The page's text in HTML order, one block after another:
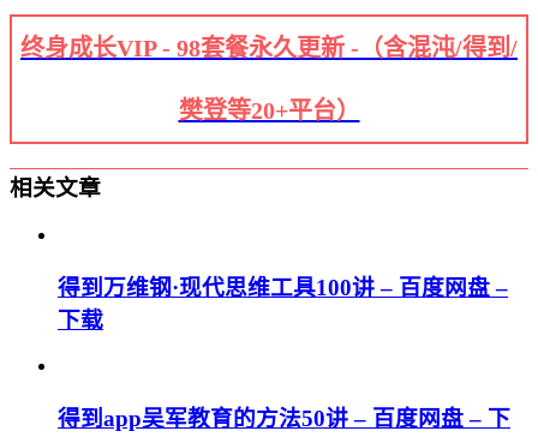
终身成长VIP - 98套餐永久更新 -（含混沌/得到/
樊登等20+平台）
相关文章
得到万维钢·现代思维⼯具100讲 – 百度网盘 –
下载
得到app吴军教育的方法50讲 – 百度网盘 – 下